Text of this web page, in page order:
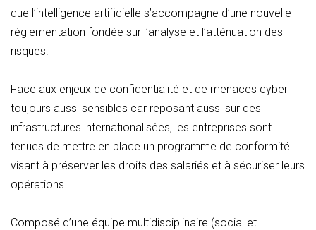
que l’intelligence artificielle s’accompagne d’une nouvelle
réglementation fondée sur l’analyse et l’atténuation des
risques.
Face aux enjeux de confidentialité et de menaces cyber
toujours aussi sensibles car reposant aussi sur des
infrastructures internationalisées, les entreprises sont
tenues de mettre en place un programme de conformité
visant à préserver les droits des salariés et à sécuriser leurs
opérations.
Composé d’une équipe multidisciplinaire (social et